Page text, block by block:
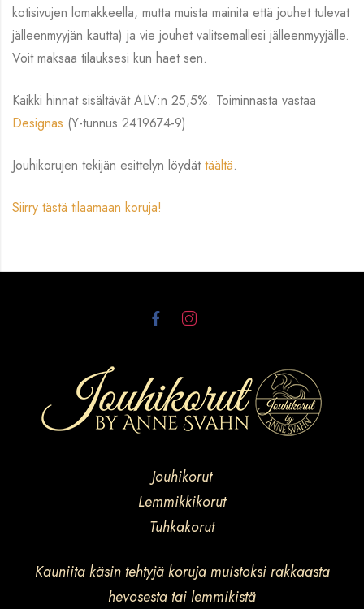
kotisivujen lomakkeella, mutta muista mainita että jouhet tulevat
jälleenmyyjän kautta) ja vie jouhet valitsemallesi jälleenmyyjälle.
Voit maksaa tilauksesi kun haet sen.
Kaikki hinnat sisältävät ALV:n 25,5%. Toiminnasta vastaa
Designas (Y-tunnus 2419674-9).
Jouhikorujen tekijän esittelyn löydättäältä.
Siirry tästä tilaamaan koruja!
Jouhikorut
Lemmikkikorut
Tuhkakorut
Kauniita käsin tehtyjä koruja muistoksi rakkaasta
hevosesta tai lemmikistä